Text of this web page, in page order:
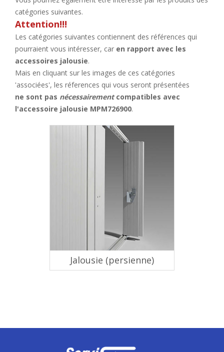
catégories suivantes.
Attention!!!
Les catégories suivantes contiennent des références qui
pourraient vous intéresser, car en rapport avec les
accessoires jalousie.
Mais en cliquant sur les images de ces catégories
'associées', les réferences qui vous seront présentées
ne sont pas nécessairementcompatibles avec
l'accessoire jalousie MPM726900.
Jalousie (persienne)